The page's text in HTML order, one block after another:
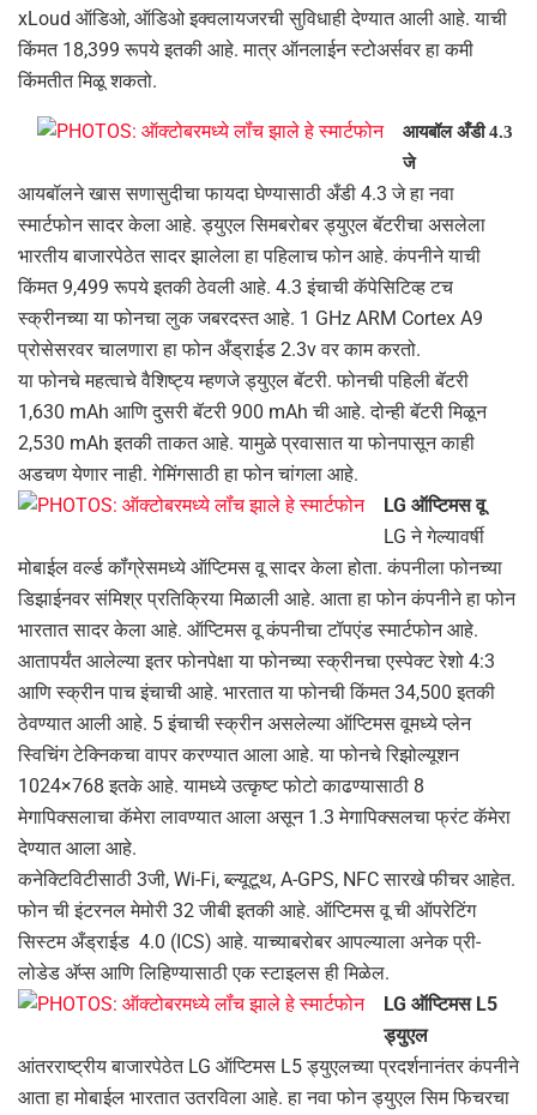
xLoud ऑडिओ, ऑडिओ इक्‍वलायजरची सुविधाही देण्‍यात आली आहे. याची
किंमत 18,399 रूपये इतकी आहे. मात्र ऑनलाईन स्‍टोअर्सवर हा कमी
किंमतीत मिळू शकतो.
आयबॉल अँडी 4.3
जे
आयबॉलने खास सणासुदीचा फायदा घेण्‍यासाठी अँडी 4.3 जे हा नवा
स्‍मार्टफोन सादर केला आहे. ड्युएल सिमबरोबर ड्युएल बॅटरीचा असलेला
भारतीय बाजारपेठेत सादर झालेला हा पहिलाच फोन आहे. कंपनीने याची
किंमत 9,499 रूपये इतकी ठेवली आहे. 4.3 इंचाची कॅपेसिटिव्‍ह टच
स्‍क्रीनच्‍या या फोनचा लुक जबरदस्‍त आहे. 1 GHz ARM Cortex A9
प्रोसेसरवर चालणारा हा फोन अँड्राईड 2.3v वर काम करतो.
या फोनचे महत्‍वाचे वैशिष्‍ट्य म्‍हणजे ड्युएल बॅटरी. फोनची पहिली बॅटरी
1,630 mAh आणि दुसरी बॅटरी 900 mAh ची आहे. दोन्‍ही बॅटरी मिळून
2,530 mAh इतकी ताकत आहे. यामुळे प्रवासात या फोनपासून काही
अडचण येणार नाही. गेमिंगसाठी हा फोन चांगला आहे.
LG ऑप्टिमस वू
LG ने गेल्‍यावर्षी
मोबाईल वर्ल्‍ड कॉंग्रेसमध्‍ये ऑप्टिमस वू सादर केला होता. कंपनीला फोनच्‍या
डिझाईनवर संमिश्र प्रतिक्रिया मिळाली आहे. आता हा फोन कंपनीने हा फोन
भारतात सादर केला आहे. ऑप्टिमस वू कंपनीचा टॉपएंड स्‍मार्टफोन आहे.
आतापर्यंत आलेल्‍या इतर फोनपेक्षा या फोनच्‍या स्‍क्रीनचा एस्‍पेक्‍ट रे‍शो 4:3
आणि स्‍क्रीन पाच इंचाची आहे. भारतात या फोनची किंमत 34,500 इतकी
ठेवण्‍यात आली आहे. 5 इंचाची स्‍क्रीन असलेल्‍या ऑप्टिमस वूमध्‍ये प्‍लेन
स्विचिंग टेक्निकचा वापर करण्‍यात आला आहे. या फोनचे रिझोल्‍यूशन
1024×768 इतके आहे. यामध्‍ये उत्‍कृष्‍ट फोटो काढण्‍यासाठी 8
मेगापिक्‍सलाचा कॅमेरा लावण्‍यात आला असून 1.3 मेगापिक्‍सलचा फ्रंट कॅमेरा
देण्‍यात आला आहे.
कनेक्टिविटीसाठी 3जी, Wi-Fi, ब्‍ल्‍यूटूथ, A-GPS, NFC सारखे फीचर आहेत.
फोन ची इंटरनल मेमोरी 32 जीबी इतकी आहे. ऑप्टिमस वू ची ऑपरेटिंग
सिस्टम अँड्राईड 4.0 (ICS) आहे. याच्‍याबरोबर आपल्‍याला अनेक प्री-
लोडेड अ‍ॅप्‍स आणि लिहिण्‍यासाठी एक स्टाइलस ही मिळेल.
LG ऑप्टिमस L5
ड्युएल
आंतरराष्‍ट्रीय बाजारपेठेत LG ऑप्टिमस L5 ड्युएलच्‍या प्रदर्शनानंतर कंपनीने
आता हा मोबाईल भारतात उतरविला आहे. हा नवा फोन ड्युएल सिम फिचरचा